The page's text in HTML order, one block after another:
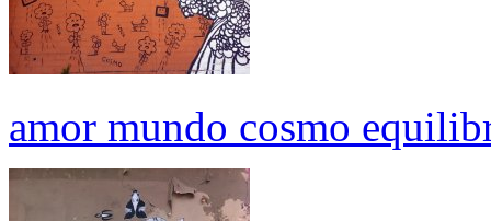
amor mundo cosmo